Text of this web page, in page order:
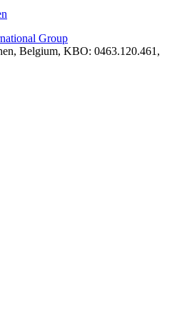
Group
Belgium, KBO: 0463.120.461,